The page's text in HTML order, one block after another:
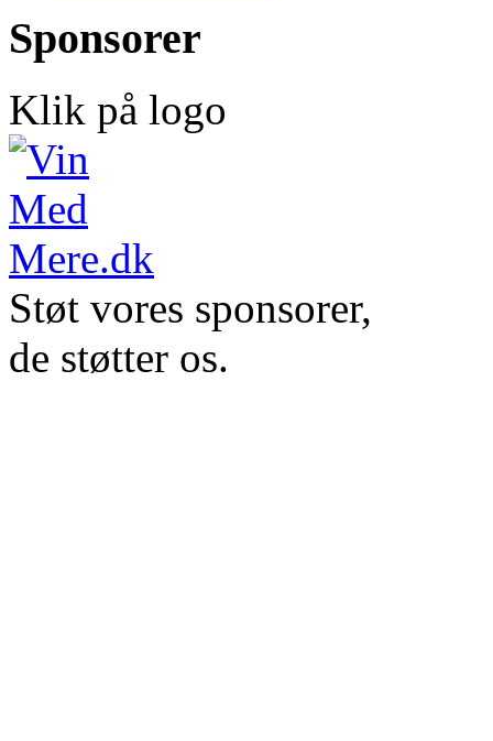
Sponsorer
Klik på logo
Støt vores sponsorer,
de støtter os.